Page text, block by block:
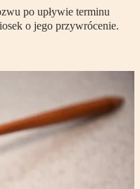
po upływie terminu
o jego przywrócenie.